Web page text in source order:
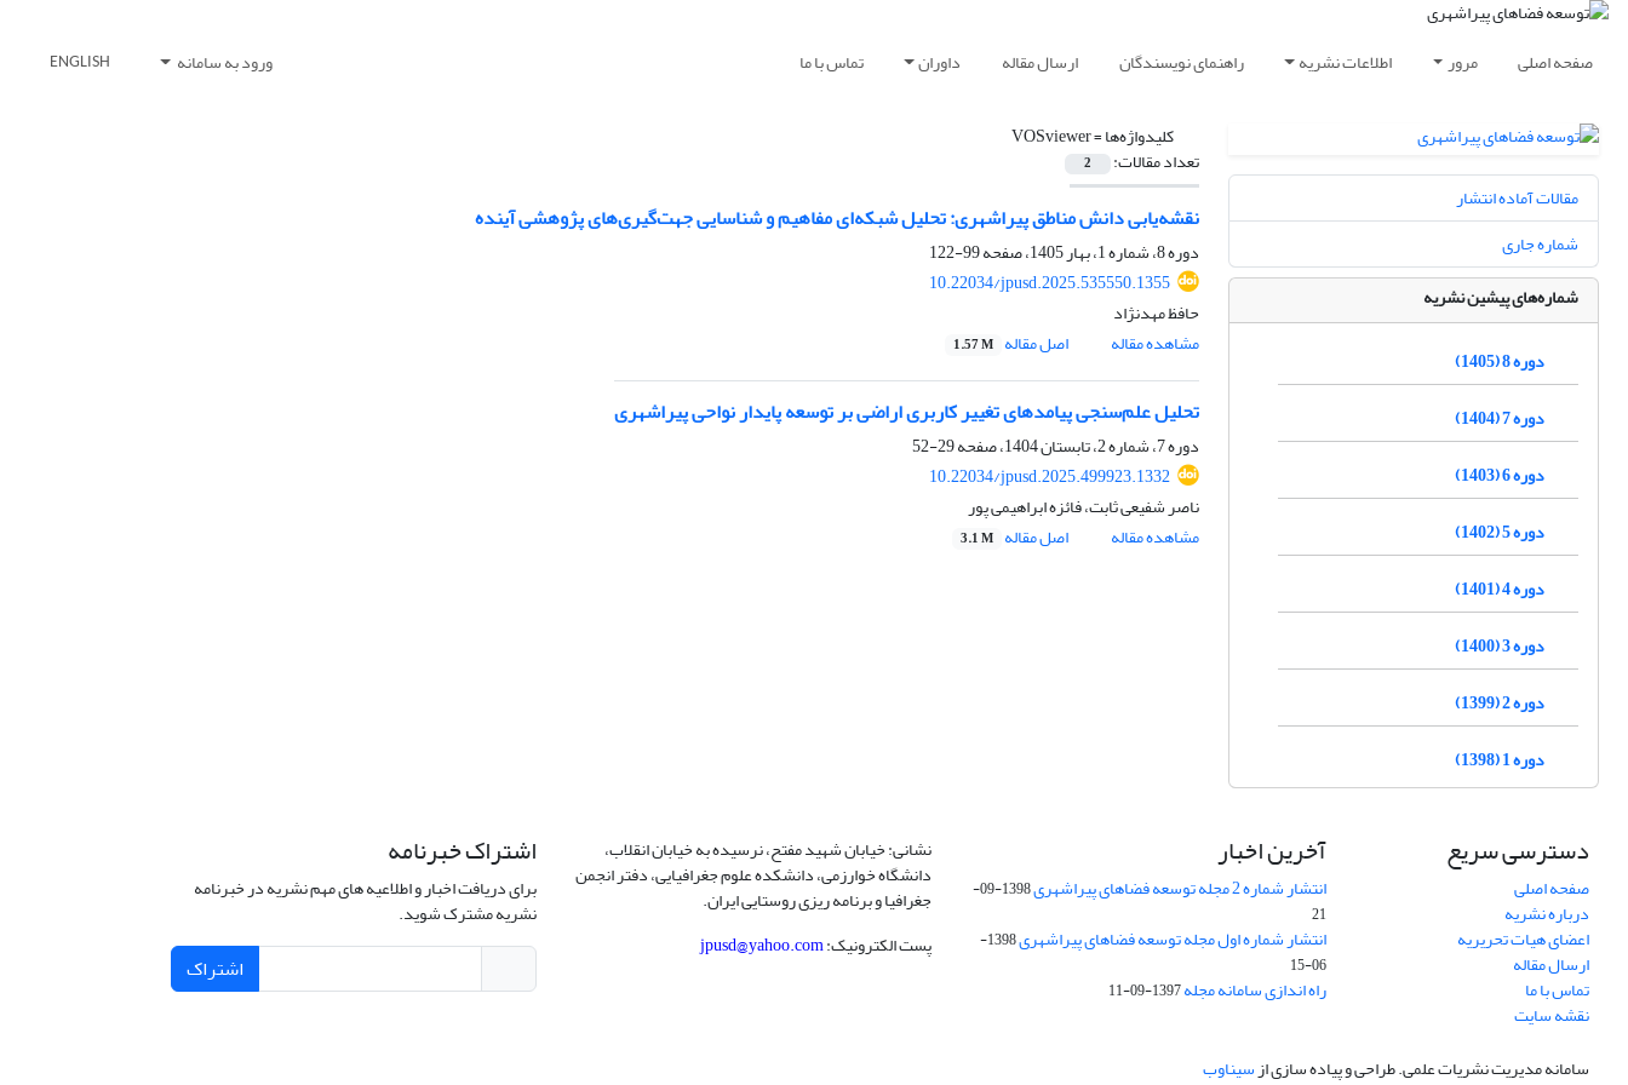
صفحه اصلی مرور اطلاعات نشریه راهنمای نویسندگان ارسال مقاله داوران تماس با ما ورود به سامانه ENGLISH
کلیدواژه‌ها =VOSviewer
تعداد مقالات: 2
نقشه‌یابی دانش مناطق پیراشهری: تحلیل شبکه‌ای مفاهیم و شناسایی جهت‌گیری‌های پژوهشی آینده
دوره 8، شماره 1، بهار 1405، صفحه
99-122
10.22034/jpusd.2025.535550.1355
حافظ مهدنژاد
مشاهده مقاله
اصل مقاله 1.57 M
تحلیل علم‌سنجی پیامدهای تغییر کاربری اراضی بر توسعه پایدار نواحی پیراشهری
دوره 7، شماره 2، تابستان 1404، صفحه
29-52
10.22034/jpusd.2025.499923.1332
ناصر شفیعی ثابت، فائزه ابراهیمی پور
مشاهده مقاله
اصل مقاله 3.1 M
مقالات آماده انتشار
شماره جاری
شماره‌های پیشین نشریه
دوره 8 (1405)
دوره 7 (1404)
دوره 6 (1403)
دوره 5 (1402)
دوره 4 (1401)
دوره 3 (1400)
دوره 2 (1399)
دوره 1 (1398)
دسترسی سریع
صفحه اصلی
درباره نشریه
اعضای هیات تحریریه
ارسال مقاله
تماس با ما
نقشه سایت
آخرین اخبار
انتشار شماره 2 مجله توسعه فضاهای پیراشهری
1398-09-
21
انتشار شماره اول مجله توسعه فضاهای پیراشهری
1398-
06-15
راه اندازی سامانه مجله1397-09-11
نشانی: خیابان شهید مفتح، نرسیده به خیابان انقلاب،
دانشگاه خوارزمی، دانشکده علوم جغرافیایی، دفتر انجمن
جغرافیا و برنامه ریزی روستایی ایران.
پست الکترونیک:jpusd@yahoo.com
اشتراک خبرنامه
برای دریافت اخبار و اطلاعیه های مهم نشریه در خبرنامه
نشریه مشترک شوید.
اشتراک
سامانه مدیریت نشریات علمی.طراحی و پیاده سازی ازسیناوب